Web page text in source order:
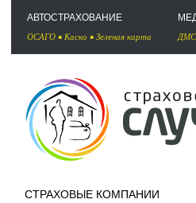
АВТОСТРАХОВАНИЕ
ОСАГО • Каско • Зеленая карта ДМС
СТРАХОВЫЕ КОМПАНИИ